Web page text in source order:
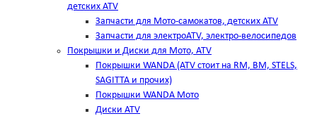
детских ATV
Запчасти для Мото-самокатов, детских ATV
Запчасти для электроATV, электро-велосипедов
Покрышки и Диски для Мото, ATV
Покрышки WANDA (АТV стоит на RM, BM, STELS,
SAGITTA и прочих)
Покрышки WANDA Мото
Диски ATV